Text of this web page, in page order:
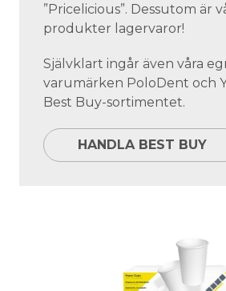
”Pricelicious”. Dessutom är
produkter lagervaror!
Självklart ingår även våra
varumärken PoloDent och
Best Buy-sortimentet.
HANDLA BEST BUY